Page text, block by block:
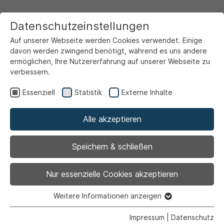
Maurer- und
Flickarbeiten
Datenschutzeinstellungen
Auf unserer Webseite werden Cookies verwendet. Einige
davon werden zwingend benötigt, während es uns andere
ermöglichen, Ihre Nutzererfahrung auf unserer Webseite zu
verbessern.
Essenziell Statistik Externe Inhalte
Alle akzeptieren
Speichern & schließen
Nur essenzielle Cookies akzeptieren
Essenzielle Cookies werden für grundlegende Funktionen
Weitere Informationen anzeigen
Impressum Datenschutz